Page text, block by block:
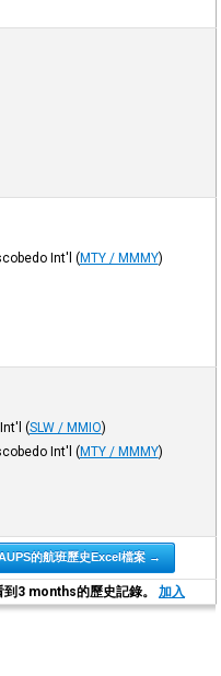
Int'l (MTY / MMMY)
(SLW / MMIO)
Int'l (MTY / MMMY)
的航班歷史Excel檔案 →
3 months的歷史記錄。 加入